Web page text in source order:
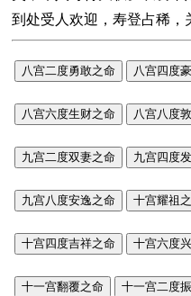
到处受人欢迎，寿登占稀，
八宫二度勇敢之命 八宫四度
八宫六度生财之命 八宫八度
九宫二度双妻之命 九宫四度
九宫八度安逸之命 十宫耀祖
十宫四度吉祥之命 十宫六度
十一宫翻覆之命 十一宫二度